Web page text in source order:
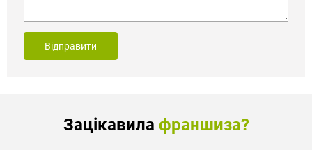
Відправити
Зацікавила франшиза?